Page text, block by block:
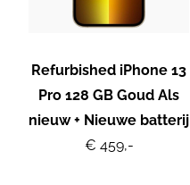
Refurbished iPhone 13
Pro 128 GB Goud Als
nieuw + Nieuwe batterij
€ 459,-